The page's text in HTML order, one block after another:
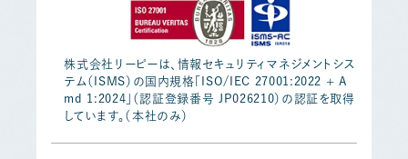
株式会社リーピーは、情報セキュリティマネジメントシス
テム（ISMS）の国内規格「ISO/IEC 27001:2022 + A
md 1:2024」（認証登録番号 JP026210）の認証を取得
しています。（本社のみ）